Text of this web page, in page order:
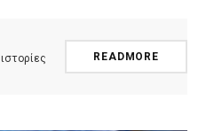
ιστορίες
READMORE